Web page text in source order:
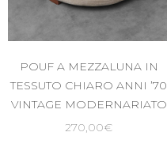
POUF A MEZZALUNA IN
TESSUTO CHIARO ANNI ’70
VINTAGE MODERNARIATO
270,00€